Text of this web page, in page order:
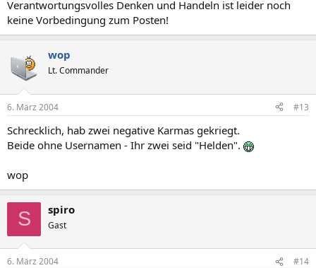
Verantwortungsvolles Denken und Handeln ist leider noch
keine Vorbedingung zum Posten!
wop
Lt. Commander
6. März 2004 #13
Schrecklich, hab zwei negative Karmas gekriegt.
Beide ohne Usernamen - Ihr zwei seid "Helden".
wop
S spiro
Gast
6. März 2004 #14